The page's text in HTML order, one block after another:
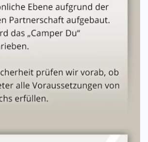
im Stornierungszeitraum anderweitig
die Einnahmen angerechnet.
ohne Stornierung werden
des Mietpreises
des Fahrzeugs und Zubehörs mit
.
vollgetanktübergeben.